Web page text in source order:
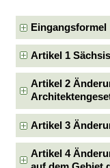
Eingangsformel
Artikel 1
Artikel 2
Artikel 3
Artikel 4